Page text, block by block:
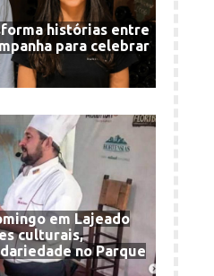
histórias entre
para celebrar
em Lajeado
culturais,
no Parque